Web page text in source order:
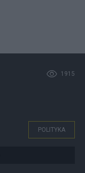
1915
POLITYKA